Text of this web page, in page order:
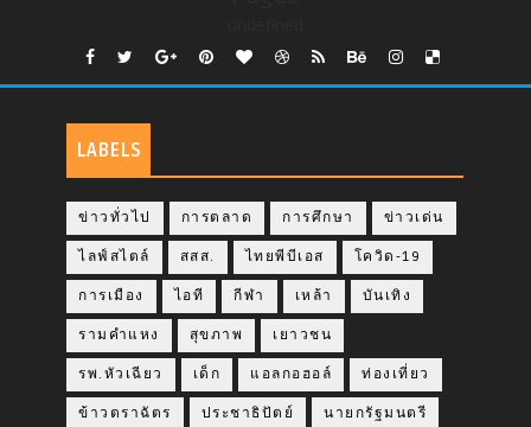
LABELS
ข่าวทั่วไป การตลาด การศึกษา ข่าวเด่น
ไลฟ์สไตล์ สสส. ไทยพีบีเอส โควิด-19
การเมือง ไอที กีฬา เหล้า บันเทิง
รามคำแหง สุขภาพ เยาวชน
รพ.หัวเฉียว เด็ก แอลกอฮอล์ ท่องเที่ยว
ข้าวตราฉัตร ประชาธิปัตย์ นายกรัฐมนตรี